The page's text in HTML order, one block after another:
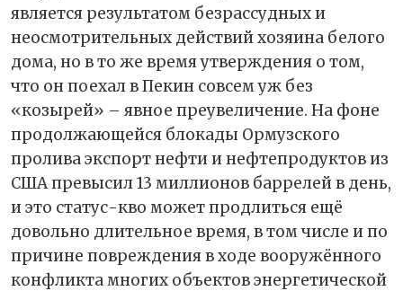
является результатом безрассудных и
неосмотрительных действий хозяина белого
дома, но в то же время утверждения о том,
что он поехал в Пекин совсем уж без
«козырей» – явное преувеличение. На фоне
продолжающейся блокады Ормузского
пролива экспорт нефти и нефтепродуктов из
США превысил 13 миллионов баррелей в день,
и это статус-кво может продлиться ещё
довольно длительное время, в том числе и по
причине повреждения в ходе вооружённого
конфликта многих объектов энергетической